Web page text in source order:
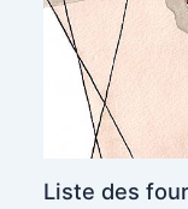
Liste des